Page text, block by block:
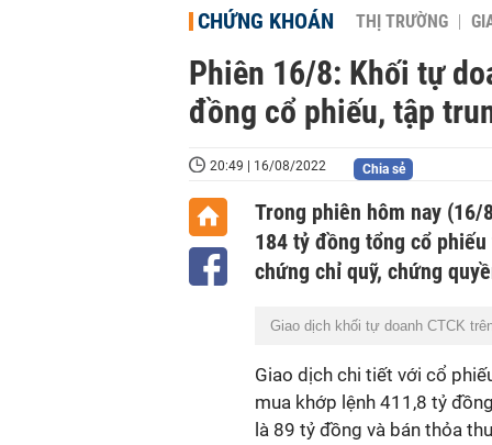
CHỨNG KHOÁN THỊ TRƯỜNG
Phiên 16/8: Khối tự
đồng cổ phiếu, tập
20:49 | 16/08/2022 Chia sẻ
Trong phiên hôm nay
184 tỷ đồng tổng cổ
chứng chỉ quỹ, chứng
Giao dịch khối tự doanh CTCK
Giao dịch chi tiết với cổ
mua khớp lệnh 411,8 tỷ
là 89 tỷ đồng và bán thỏa